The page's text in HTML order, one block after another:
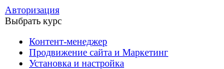
Авторизация
Выбрать курс
Контент-менеджер
Продвижение сайта и Маркетинг
Установка и настройка